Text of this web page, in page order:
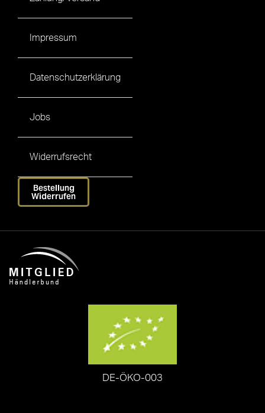
Impressum
Datenschutzerklärung
Jobs
Widerrufsrecht
Bestellung
Widerrufen
DE-ÖKO-003